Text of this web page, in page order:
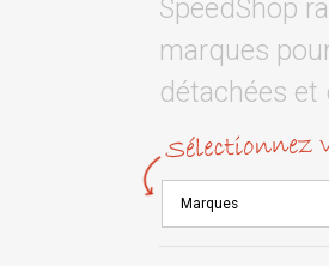
SpeedShop
marques
détachées et